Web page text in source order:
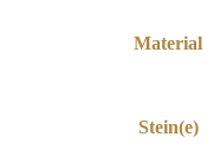
Material
Stein(e)